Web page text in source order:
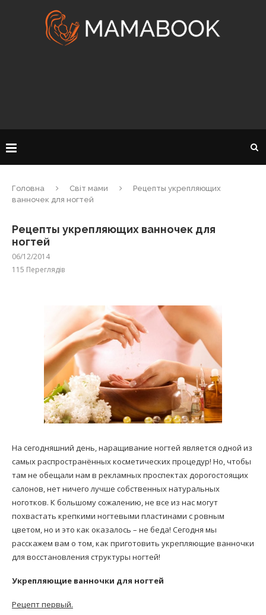
Головна Світ мами
Рецепты укрепляющих
ванночек для ногтей
Рецепты укрепляющих ванночек для
ногтей
06/12/2014
115 Переглядів
На сегодняшний день, наращивание ногтей является одной из
самых распространённых косметических процедур! Но, чтобы
там не обещали нам в рекламных проспектах дорогостоящих
салонов, нет ничего лучше собственных натуральных
ноготков. К большому сожалению, не все из нас могут
похвастать крепкими ногтевыми пластинами с ровным
цветом, но и это как оказалось – не беда! Сегодня мы
расскажем вам о том, как приготовить укрепляющие ванночки
для восстановления структуры ногтей!
Укрепляющие ванночки для ногтей
Рецепт первый.